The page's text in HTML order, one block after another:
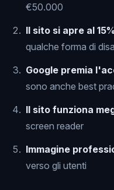
€50.000
Il sito si apre al
qualche forma di
Google premia
sono anche best
Il sito funziona
screen reader
Immagine
verso gli utenti